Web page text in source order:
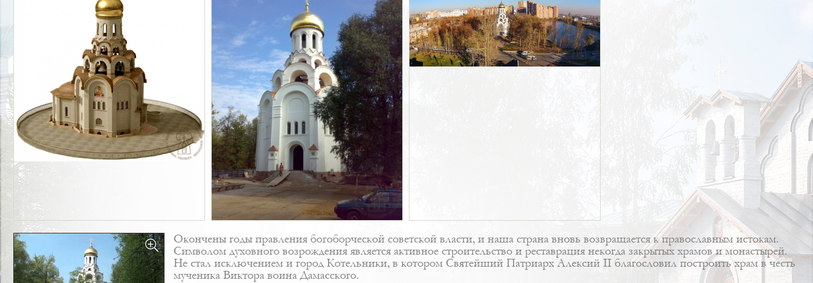
Окончены годы правления богоборческой советской власти, и наша страна вновь возвращается к православным истокам.
Символом духовного возрождения является активное строительство и реставрация некогда закрытых храмов и монастырей.
Не стал исключением и город Котельники, в котором Святейший Патриарх Алексий II благословил построить храм в честь
мученика Виктора воина Дамасского.